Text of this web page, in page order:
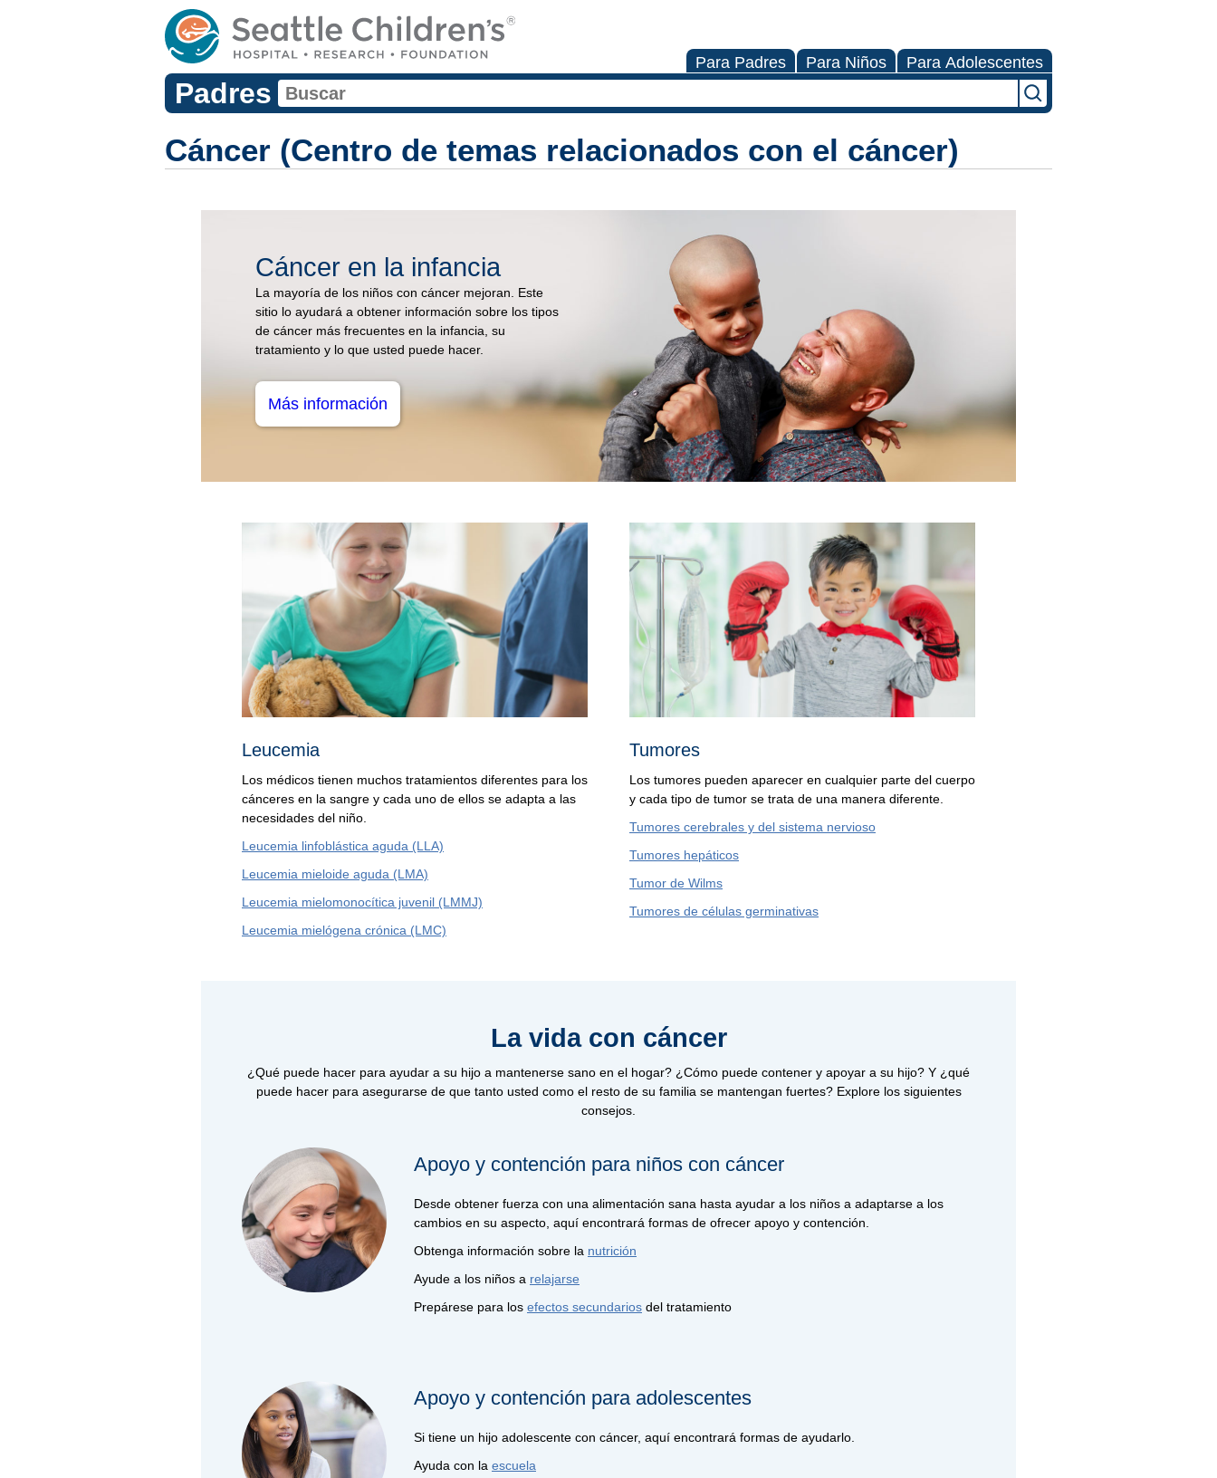
Para Padres Para Niños Para Adolescentes
Padres
Cáncer (Centro de temas relacionados con el cáncer)
Cáncer en la infancia
La mayoría de los niños con cáncer mejoran. Este
sitio lo ayudará a obtener información sobre los tipos
de cáncer más frecuentes en la infancia, su
tratamiento y lo que usted puede hacer.
Más información
Leucemia
Los médicos tienen muchos tratamientos diferentes para los
cánceres en la sangre y cada uno de ellos se adapta a las
necesidades del niño.
Leucemia linfoblástica aguda (LLA)
Leucemia mieloide aguda (LMA)
Leucemia mielomonocítica juvenil (LMMJ)
Leucemia mielógena crónica (LMC)
Tumores
Los tumores pueden aparecer en cualquier parte del cuerpo
y cada tipo de tumor se trata de una manera diferente.
Tumores cerebrales y del sistema nervioso
Tumores hepáticos
Tumor de Wilms
Tumores de células germinativas
La vida con cáncer
¿Qué puede hacer para ayudar a su hijo a mantenerse sano en el hogar? ¿Cómo puede contener y apoyar a su hijo? Y ¿qué
puede hacer para asegurarse de que tanto usted como el resto de su familia se mantengan fuertes? Explore los siguientes
consejos.
Apoyo y contención para niños con cáncer
Desde obtener fuerza con una alimentación sana hasta ayudar a los niños a adaptarse a los
cambios en su aspecto, aquí encontrará formas de ofrecer apoyo y contención.
Obtenga información sobre la nutrición
Ayude a los niños a relajarse
Prepárese para los efectos secundarios del tratamiento
Apoyo y contención para adolescentes
Si tiene un hijo adolescente con cáncer, aquí encontrará formas de ayudarlo.
Ayuda con la escuela